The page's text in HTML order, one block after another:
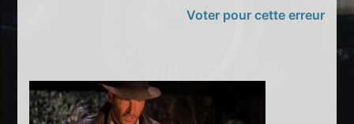
Voter pour cette erreur